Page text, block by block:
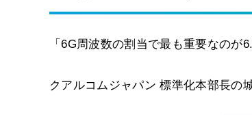
「6G周波数の割当で最も重要なのが
クアルコムジャパン 標準化本部長の